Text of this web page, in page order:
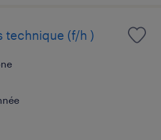
technique (f/h )